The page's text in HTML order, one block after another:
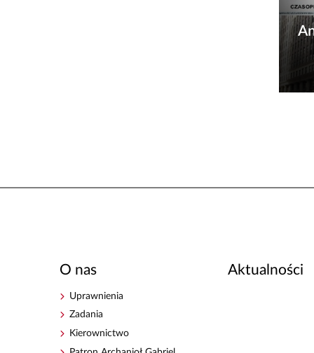
O nas
Uprawnienia
Zadania
Kierownictwo
Aktualności